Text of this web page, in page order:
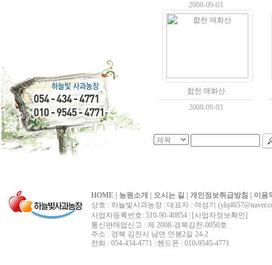
2008-09-03
합천 매화산
2008-09-03
HOME 농원소개 오시는 길 개인정보취급방침
이용
상호 : 하늘빛사과농장 대표자 : 여성기
사업자등록번호: 510-90-40854
[사업자정보확인]
통신판매업신고 : 제 2008-경북김천-0050호
주소 : 경북 김천시 남면 연봉2길 24-2
전화 : 054-434-4771
핸드폰 : 010-9545-4771